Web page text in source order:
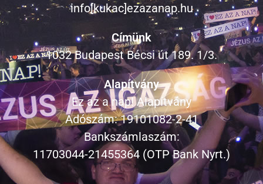
info[kukac]ezazanap.hu
Címünk
1032 Budapest Bécsi út 189. 1/3.
Alapítvány
Ez az a nap! Alapítvány
Adószám: 19101082-2-41
Bankszámlaszám:
11703044-21455364 (OTP Bank Nyrt.)